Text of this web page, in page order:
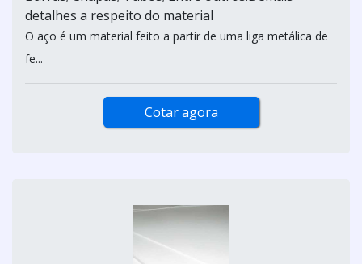
detalhes a respeito do material
O aço é um material feito a partir de uma liga metálica de
fe...
Cotar agora